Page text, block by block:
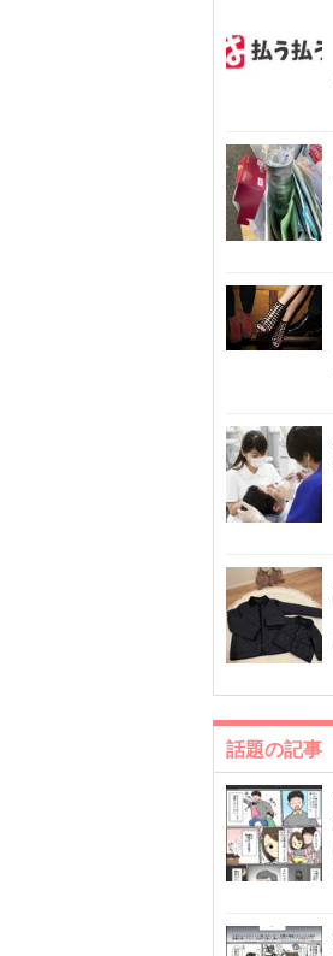
話題の記事